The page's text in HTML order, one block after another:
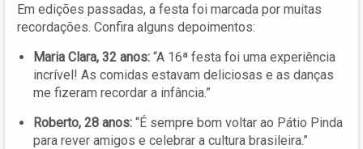
Em edições passadas, a festa foi marcada por muitas
recordações. Confira alguns depoimentos:
Maria Clara, 32 anos: “A 16ª festa foi uma experiência
incrível! As comidas estavam deliciosas e as danças
me fizeram recordar a infância.”
Roberto, 28 anos: “É sempre bom voltar ao Pátio Pinda
para rever amigos e celebrar a cultura brasileira.”